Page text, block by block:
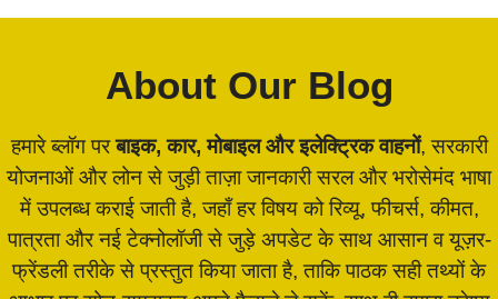
About Our Blog
हमारे ब्लॉग परबाइक, कार, मोबाइल और इलेक्ट्रिक वाहनों, सरकारी
योजनाओं और लोन से जुड़ी ताज़ा जानकारी सरल और भरोसेमंद भाषा
में उपलब्ध कराई जाती है, जहाँ हर विषय को रिव्यू, फीचर्स, कीमत,
पात्रता और नई टेक्नोलॉजी से जुड़े अपडेट के साथ आसान व यूज़र-
फ्रेंडली तरीके से प्रस्तुत किया जाता है, ताकि पाठक सही तथ्यों के